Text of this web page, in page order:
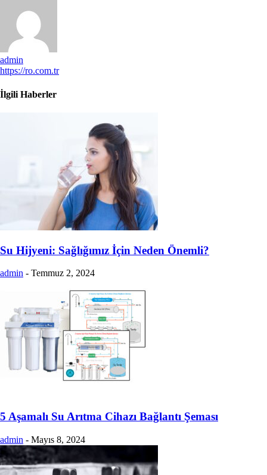
admin
https://ro.com.tr
İlgili Haberler
Su Hijyeni: Sağlığımız İçin Neden Önemli?
admin - Temmuz 2, 2024
5 Aşamalı Su Arıtma Cihazı Bağlantı Şeması
admin - Mayıs 8, 2024